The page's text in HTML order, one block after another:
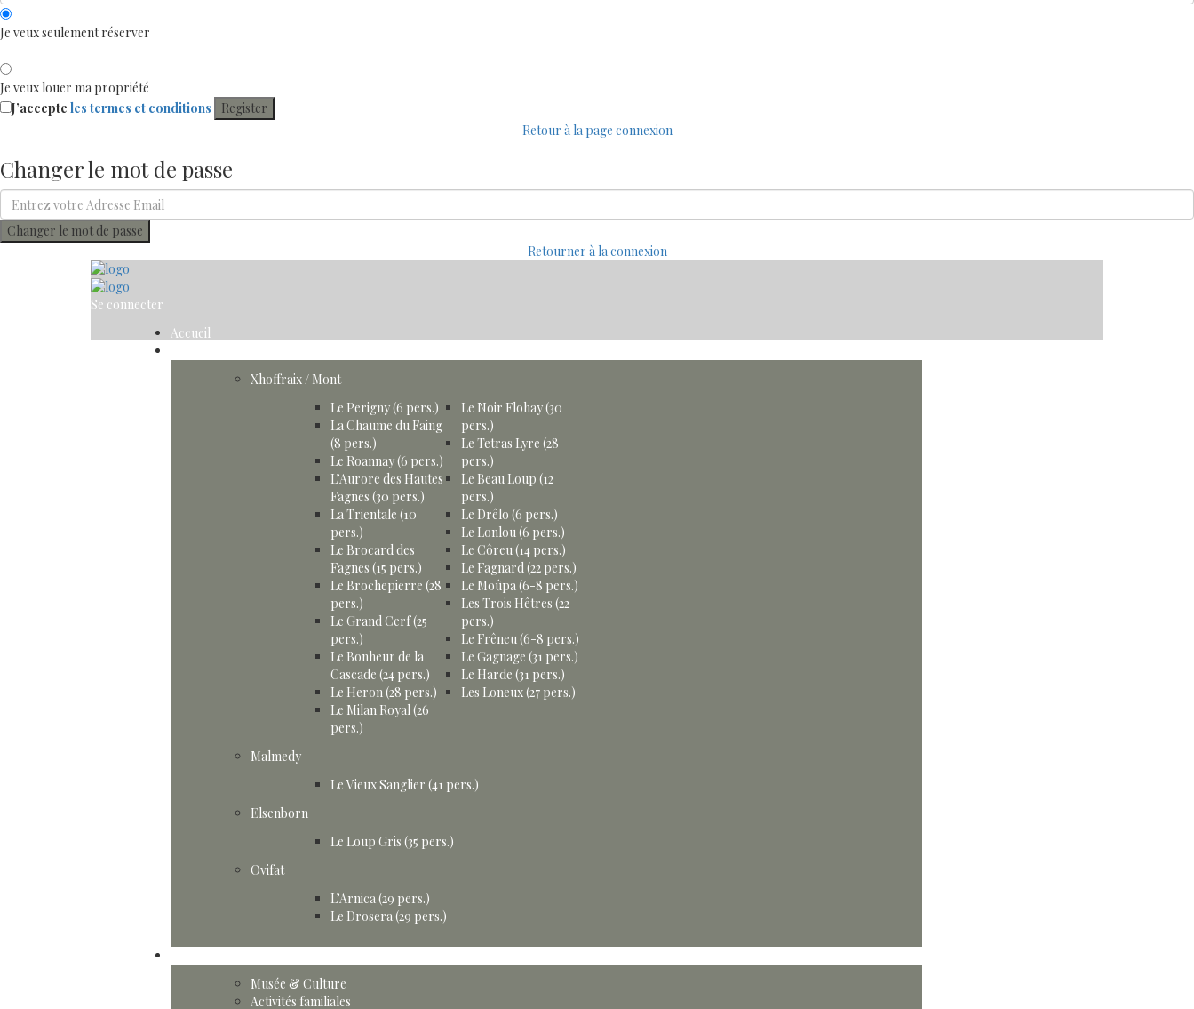
Je veux seulement réserver
Je veux louer ma propriété
J’accepte les termes et conditions
Register
Retour à la page connexion
Changer le mot de passe
Changer le mot de passe
Retourner à la connexion
Se connecter
Accueil
Xhoffraix / Mont
Le Perigny (6 pers.)
La Chaume du Faing
(8 pers.)
Le Roannay (6 pers.)
L’Aurore des Hautes
Fagnes (30 pers.)
La Trientale (10
pers.)
Le Brocard des
Fagnes (15 pers.)
Le Brochepierre (28
pers.)
Le Grand Cerf (25
pers.)
Le Bonheur de la
Cascade (24 pers.)
Le Heron (28 pers.)
Le Milan Royal (26
pers.)
Le Noir Flohay (30
pers.)
Le Tetras Lyre (28
pers.)
Le Beau Loup (12
pers.)
Le Drêlo (6 pers.)
Le Lonlou (6 pers.)
Le Côreu (14 pers.)
Le Fagnard (22 pers.)
Le Moûpa (6-8 pers.)
Les Trois Hêtres (22
pers.)
Le Frêneu (6-8 pers.)
Le Gagnage (31 pers.)
Le Harde (31 pers.)
Les Loneux (27 pers.)
Malmedy
Le Vieux Sanglier (41 pers.)
Elsenborn
Le Loup Gris (35 pers.)
Ovifat
L’Arnica (29 pers.)
Le Drosera (29 pers.)
Musée & Culture
Activités familiales